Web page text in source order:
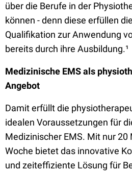
über die Berufe in der
können - denn diese erfüllen
Qualifikation zur Anwendung
bereits durch ihre Ausbildung.¹
Medizinische EMS als
Angebot
Damit erfüllt die
idealen Voraussetzungen für
Medizinischer EMS. Mit nur
Woche bietet das innovative
und zeiteffiziente Lösung für